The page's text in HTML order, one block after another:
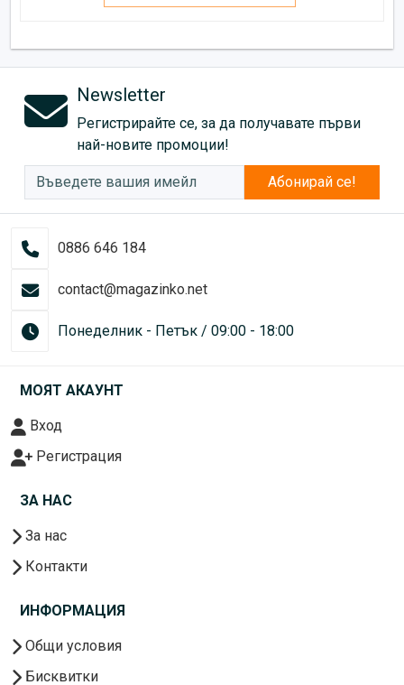
Newsletter
Регистрирайте се, за да получавате първи
най-новите промоции!
Абонирай се!
0886 646 184
contact@magazinko.net
Понеделник - Петък / 09:00 - 18:00
МОЯТ АКАУНТ
Вход
Регистрация
ЗА НАС
За нас
Контакти
ИНФОРМАЦИЯ
Общи условия
Бисквитки